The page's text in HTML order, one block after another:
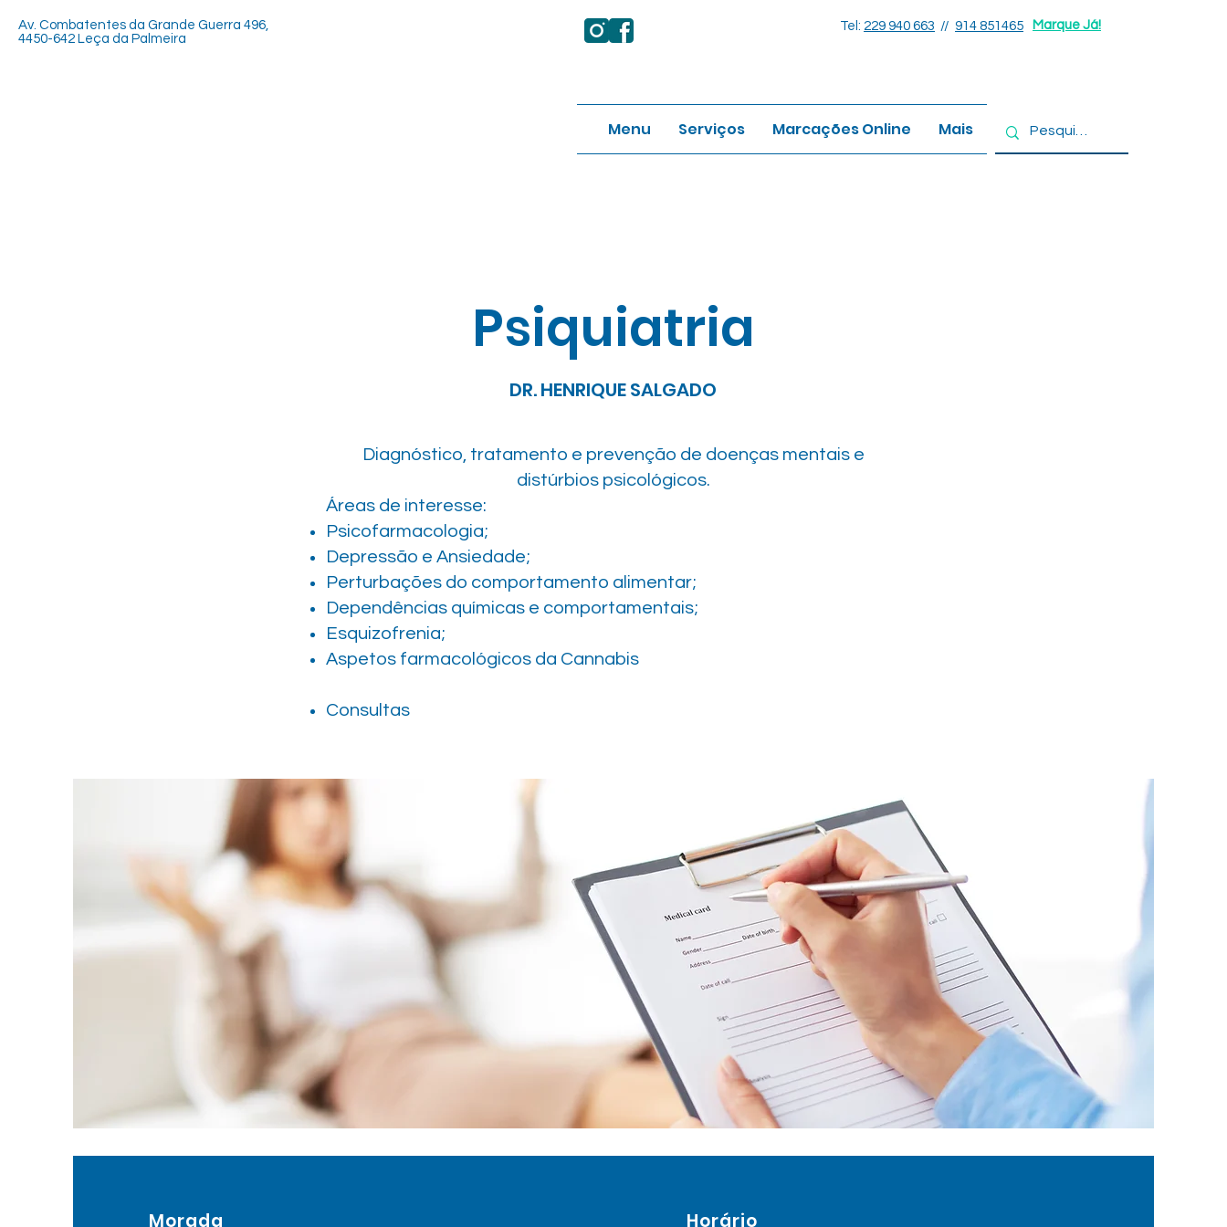
Av. Combatentes da Grande Guerra 496,
4450-642 Leça da Palmeira
Marque Já!
Tel: 229 940 663 // 914 851465
Menu Serviços Marcações Online Mais
Psiquiatria
DR. HENRIQUE SALGADO
Diagnóstico, tratamento e prevenção de doenças mentais e
distúrbios psicológicos.
Áreas de interesse:
Psicofarmacologia;
Depressão e Ansiedade;
Perturbações do comportamento alimentar;
Dependências químicas e comportamentais;
Esquizofrenia;
Aspetos farmacológicos da Cannabis
Consultas
Morada Horário